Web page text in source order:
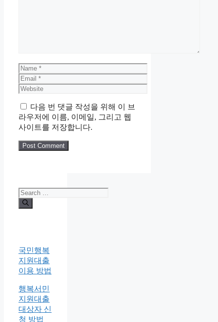
Name
Email
Website
다음 번 댓글 작성을 위해 이 브
라우저에 이름, 이메일, 그리고 웹
사이트를 저장합니다.
Search
for:
국민행복
지원대출
이용 방법
행복서민
지원대출
대상자 신
청 방법